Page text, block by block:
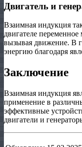
Двигатель и
Взаимная индукция
двигателе
вызывая движение. В
энергию благодаря
Заключение
Взаимная индукция
применение в
эффективные
двигатели и